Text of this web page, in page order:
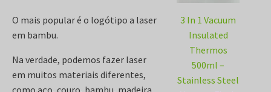
O mais popular é o logótipo a laser
em bambu.
Na verdade, podemos fazer laser
em muitos materiais diferentes,
como aço, couro, bambu, madeira
3 In 1 Vacuum
Insulated
Thermos
500ml –
Stainless Steel